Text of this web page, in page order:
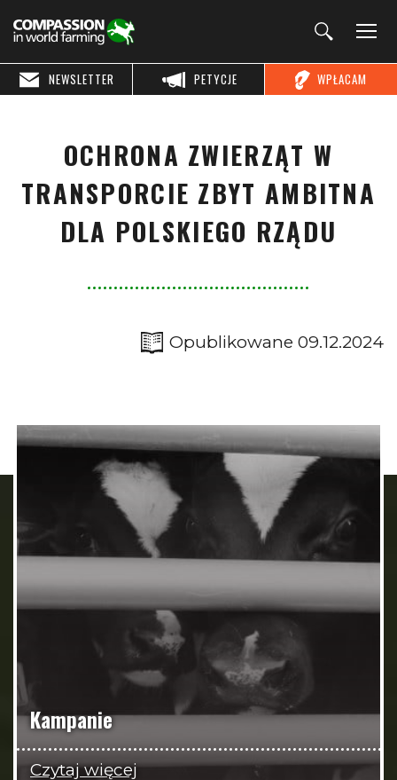
WPŁACAM
PETYCJE
NEWSLETTER
OCHRONA ZWIERZĄT W
TRANSPORCIE ZBYT AMBITNA
DLA POLSKIEGO RZĄDU
Opublikowane 09.12.2024
Kampanie
Czytaj więcej